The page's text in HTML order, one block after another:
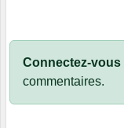
Connectez-vous
commentaires.